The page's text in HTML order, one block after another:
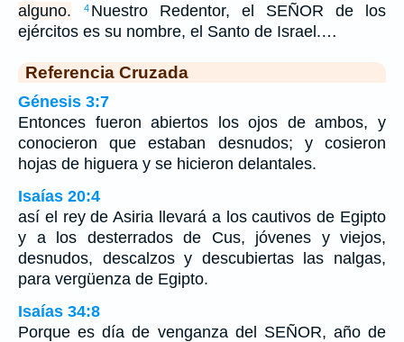
alguno.
4 Nuestro Redentor, el SEÑOR de los
ejércitos es su nombre, el Santo de Israel.…
Referencia Cruzada
Génesis 3:7
Entonces fueron abiertos los ojos de ambos, y
conocieron que estaban desnudos; y cosieron
hojas de higuera y se hicieron delantales.
Isaías 20:4
así el rey de Asiria llevará a los cautivos de Egipto
y a los desterrados de Cus, jóvenes y viejos,
desnudos, descalzos y descubiertas las nalgas,
para vergüenza de Egipto.
Isaías 34:8
Porque es día de venganza del SEÑOR, año de